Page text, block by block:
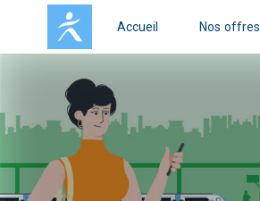
Accueil Nos offres